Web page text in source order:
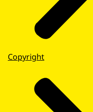
Copyright